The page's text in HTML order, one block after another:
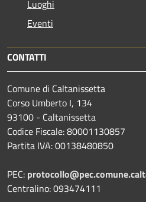
Luoghi
Eventi
CONTATTI
Comune di Caltanissetta
Corso Umberto I, 134
93100 - Caltanissetta
Codice Fiscale: 80001130857
Partita IVA: 00138480850
PEC:
Centralino: 093474111